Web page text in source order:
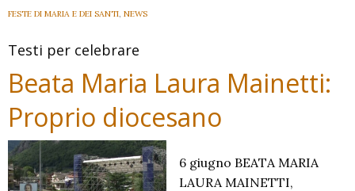
A
FESTE DI MARIA E DEI SANTI, NEWS
Testi per celebrare
Beata Maria Laura Mainetti:
Proprio diocesano
6 giugno BEATA MARIA
LAURA MAINETTI,